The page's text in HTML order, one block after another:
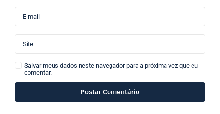
Salvar meus dados neste navegador para a próxima vez que eu
comentar.